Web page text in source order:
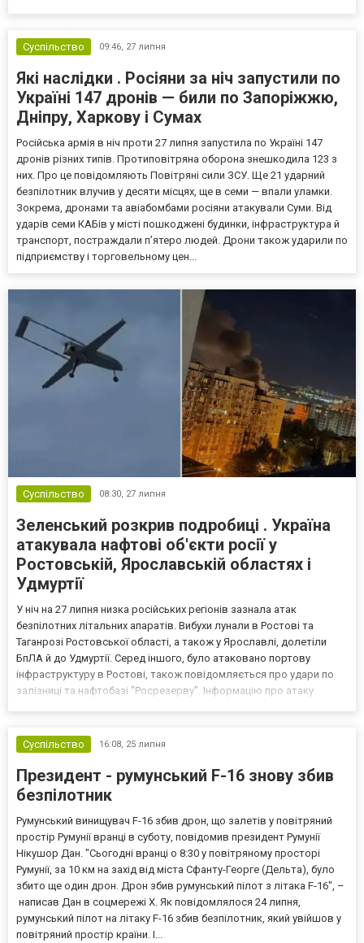
Суспільство
09:46, 27 липня
Які наслідки . Росіяни за ніч запустили по
Україні 147 дронів — били по Запоріжжю,
Дніпру, Харкову і Сумах
Російська армія в ніч проти 27 липня запустила по Україні 147
дронів різних типів. Протиповітряна оборона знешкодила 123 з
них. Про це повідомляють Повітряні сили ЗСУ. Ще 21 ударний
безпілотник влучив у десяти місцях, ще в семи — впали уламки.
Зокрема, дронами та авіабомбами росіяни атакували Суми. Від
ударів семи КАБів у місті пошкоджені будинки, інфраструктура й
транспорт, постраждали пʼятеро людей. Дрони також ударили по
підприємству і торговельному цен...
Суспільство 08:30, 27 липня
Зеленський розкрив подробиці . Україна
атакувала нафтові об'єкти росії у
Ростовській, Ярославській областях і
Удмуртії
У ніч на 27 липня низка російських регіонів зазнала атак
безпілотних літальних апаратів. Вибухи лунали в Ростові та
Таганрозі Ростовської області, а також у Ярославлі, долетіли
БпЛА й до Удмуртії. Серед іншого, було атаковано портову
інфраструктуру в Ростові, також повідомляється про удари по
залізниці та нафтобазі "Росрезерву". Інформацію про атаку
Суспільство
16:08, 25 липня
Президент - румунський F-16 знову збив
безпілотник
Румунський винищувач F-16 збив дрон, що залетів у повітряний
простір Румунії вранці в суботу, повідомив президент Румунії
Нікушор Дан. "Сьогодні вранці о 8:30 у повітряному просторі
Румунії, за 10 км на захід від міста Сфанту-Георге (Дельта), було
збито ще один дрон. Дрон збив румунський пілот з літака F-16", –
написав Дан в соцмережі Х. Як повідомлялося 24 липня,
румунський пілот на літаку F-16 збив безпілотник, який увійшов у
повітряний простір країни. І...